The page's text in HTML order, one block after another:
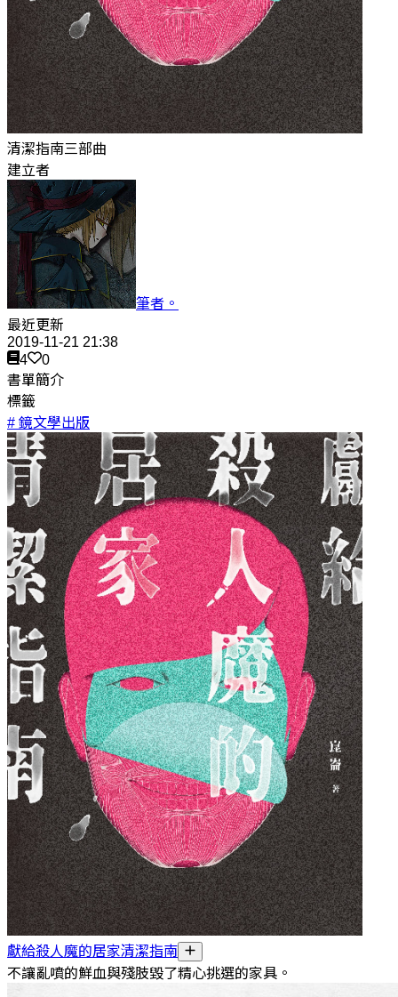
清潔指南三部曲
建立者
筆者。
最近更新
2019-11-21 21:38
4
0
書單簡介
標籤
# 鏡文學出版
獻給殺人魔的居家清潔指南
不讓亂噴的鮮血與殘肢毀了精心挑選的家具。